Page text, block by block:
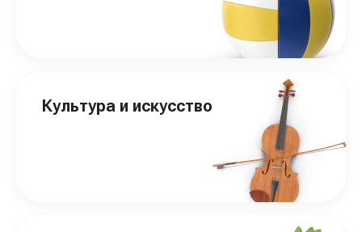
Культура и искусство